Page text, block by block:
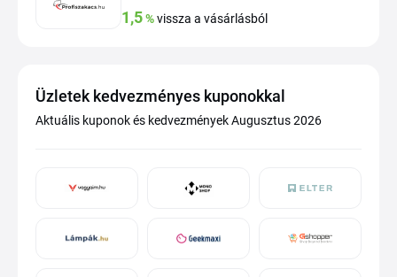
1,5%vissza a vásárlásból
Üzletek kedvezményes kuponokkal
Aktuális kuponok és kedvezmények Augusztus 2026